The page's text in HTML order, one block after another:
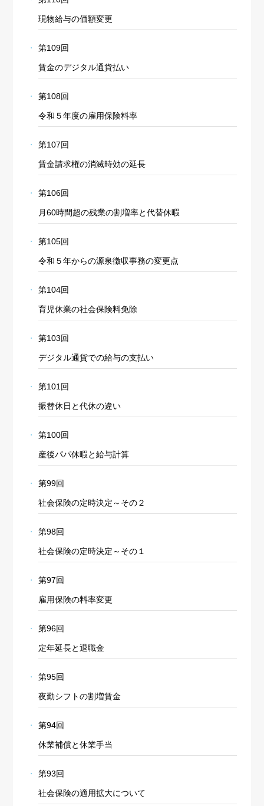
現物給与の価額変更
第109回
賃金のデジタル通貨払い
第108回
令和５年度の雇用保険料率
第107回
賃金請求権の消滅時効の延長
第106回
月60時間超の残業の割増率と代替休暇
第105回
令和５年からの源泉徴収事務の変更点
第104回
育児休業の社会保険料免除
第103回
デジタル通貨での給与の支払い
第101回
振替休日と代休の違い
第100回
産後パパ休暇と給与計算
第99回
社会保険の定時決定～その２
第98回
社会保険の定時決定～その１
第97回
雇用保険の料率変更
第96回
定年延長と退職金
第95回
夜勤シフトの割増賃金
第94回
休業補償と休業手当
第93回
社会保険の適用拡大について